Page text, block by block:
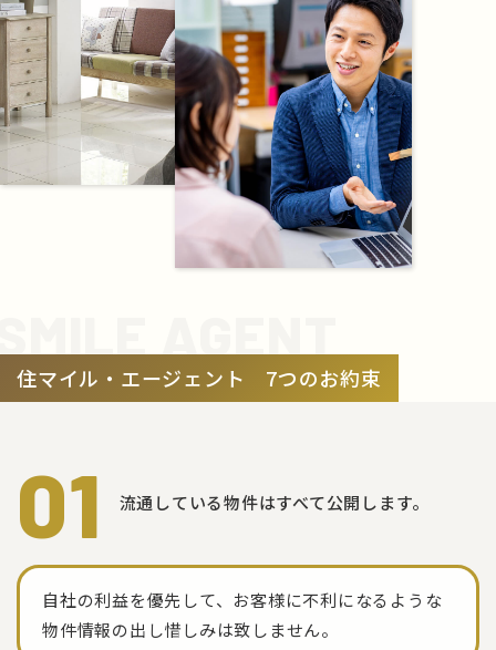
住マイル・エージェント 7つのお約束
01 流通している物件はすべて公開します。
自社の利益を優先して、お客様に不利になるような
物件情報の出し惜しみは致しません。